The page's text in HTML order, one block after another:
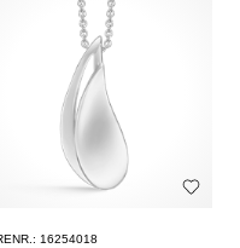
16254018